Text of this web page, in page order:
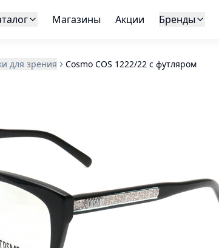
Магазины Акции Бренды
для зрения Cosmo COS 1222/22 с футляром